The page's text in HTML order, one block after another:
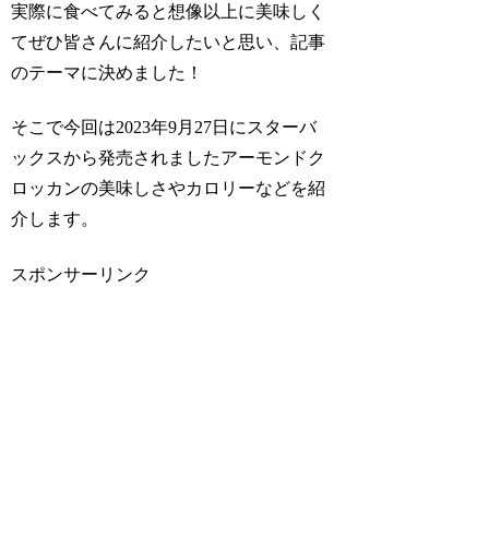
実際に食べてみると想像以上に美味しく
てぜひ皆さんに紹介したいと思い、記事
のテーマに決めました！
そこで今回は2023年9月27日にスターバ
ックスから発売されましたアーモンドク
ロッカンの美味しさやカロリーなどを紹
介します。
スポンサーリンク